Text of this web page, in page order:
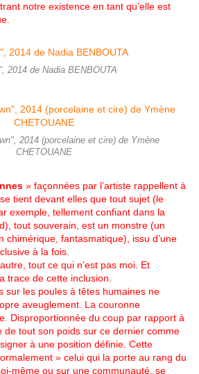
notre existence en tant qu’elle est
2014 de Nadia BENBOUTA
2014 (porcelaine et cire) de Ymène
CHETOUANE
» façonnées par l’artiste rappellent à
tient devant elles que tout sujet (le
exemple, tellement confiant dans la
tout souverain, est un monstre (un
chimérique, fantasmatique), issu d’une
à la fois.
tout ce qui n’est pas moi. Et
trace de cette inclusion.
sur les poules à têtes humaines ne
aveuglement. La couronne
Disproportionnée du coup par rapport à
de tout son poids sur ce dernier comme
à une position définie. Cette
» celui qui la porte au rang du
même ou sur une communauté, se